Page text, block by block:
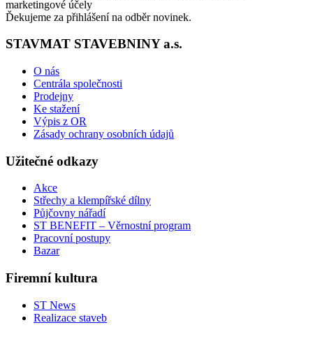
marketingové účely
Ďekujeme za přihlášení na odběr novinek.
STAVMAT STAVEBNINY a.s.
O nás
Centrála společnosti
Prodejny
Ke stažení
Výpis z OR
Zásady ochrany osobních údajů
Užitečné odkazy
Akce
Střechy a klempířské dílny
Půjčovny nářadí
ST BENEFIT – Věrnostní program
Pracovní postupy
Bazar
Firemní kultura
ST News
Realizace staveb